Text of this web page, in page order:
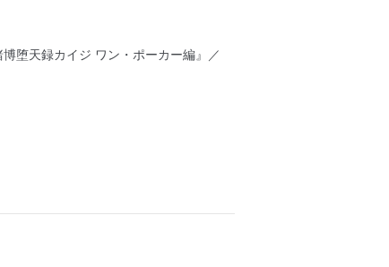
堕天録カイジ ワン・ポーカー編』／